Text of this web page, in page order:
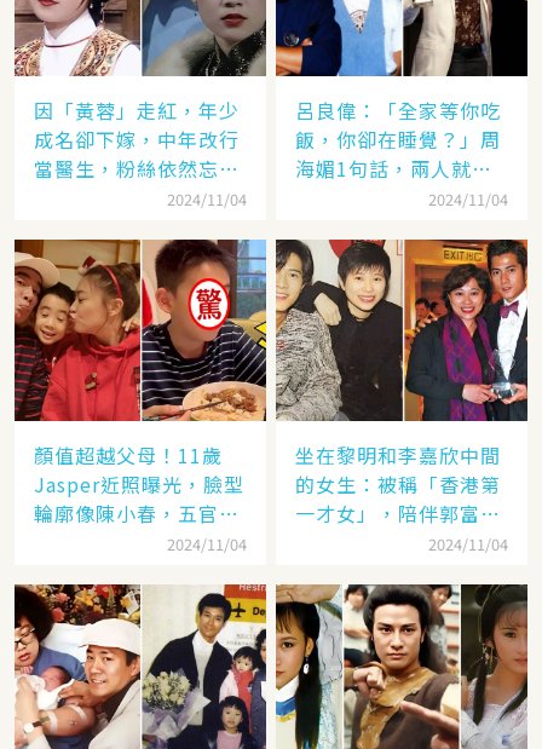
因「黃蓉」走紅，年少
成名卻下嫁，中年改行
當醫生，粉絲依然忘不
2024/11/04
呂良偉：「全家等你吃
飯，你卻在睡覺？」周
海媚1句話，兩人就此
2024/11/04
顏值超越父母！11歲
Jasper近照曝光，臉型
輪廓像陳小春，五官卻
更像應采兒網驚：完美
2024/11/04
坐在黎明和李嘉欣中間
的女生：被稱「香港第
一才女」，陪伴郭富城
「29年」卻看他娶了別
2024/11/04